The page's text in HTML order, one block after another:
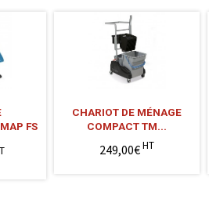
FS
CHARIOT DE MÉNAGE
COMPACT TM...
249,00€HT